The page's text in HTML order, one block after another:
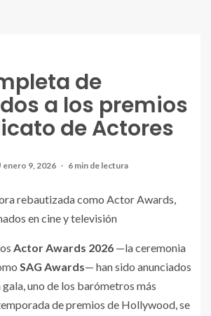
de
a los premios
de Actores
enero 9, 2026 6 min de lectura
rebautizada como Actor Awards,
en cine y televisión
Actor Awards 2026 —la ceremonia
SAG Awards— han sido anunciados
uno de los barómetros más
de premios de Hollywood, se